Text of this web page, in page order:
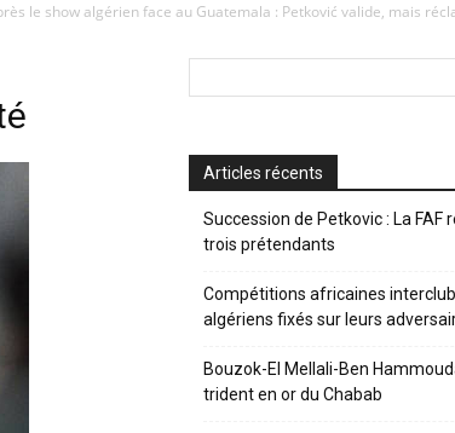
le show algérien face au Guatemala : Petković valide, mais
Articles récents
Succession de Petkovic : La FAF
trois prétendants
Compétitions africaines
algériens fixés sur leurs
Bouzok-El Mellali-Ben
trident en or du Chabab